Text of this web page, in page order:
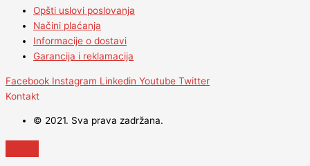
Opšti uslovi poslovanja
Načini plaćanja
Informacije o dostavi
Garancija i reklamacija
Facebook Instagram Linkedin Youtube Twitter
Kontakt
© 2021. Sva prava zadržana.